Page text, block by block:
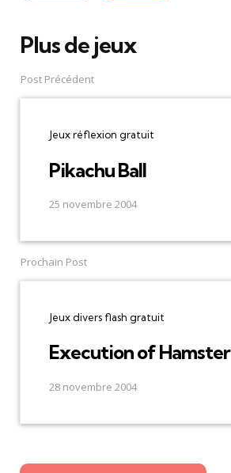
Plus de jeux
Post
navigation
Post Précédent
Jeux réflexion gratuit
Pikachu Ball
25 novembre 2004
Prochain Post
Jeux divers flash gratuit
Execution of Hamster
28 novembre 2004